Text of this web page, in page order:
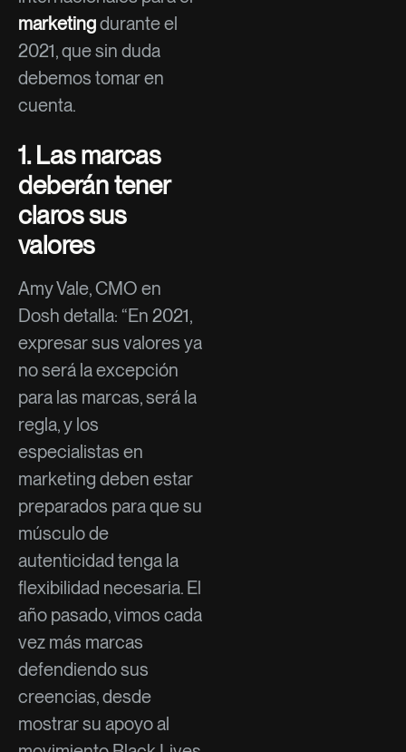
marketingdurante el
2021, que sin duda
debemos tomar en
cuenta.
1. Las marcas
deberán tener
claros sus
valores
Amy Vale, CMO en
Dosh detalla: “En 2021,
expresar sus valores ya
no será la excepción
para las marcas, será la
regla, y los
especialistas en
marketing deben estar
preparados para que su
músculo de
autenticidad tenga la
flexibilidad necesaria. El
año pasado, vimos cada
vez más marcas
defendiendo sus
creencias, desde
mostrar su apoyo al